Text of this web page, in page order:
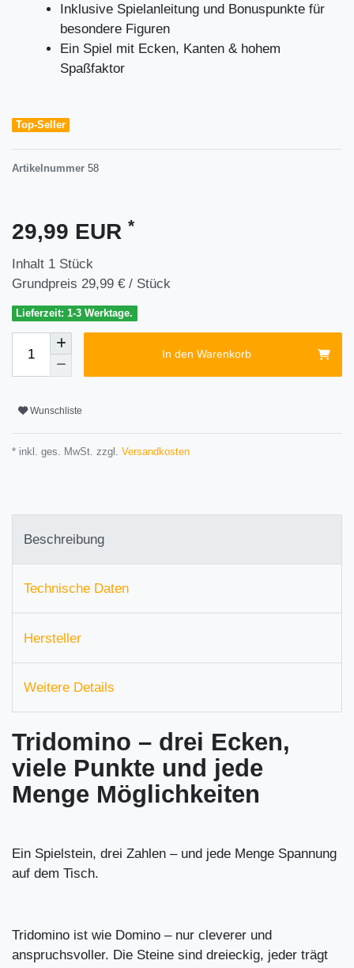
Inklusive Spielanleitung und Bonuspunkte für
besondere Figuren
Ein Spiel mit Ecken, Kanten & hohem
Spaßfaktor
Top-Seller
Artikelnummer 58
29,99 EUR *
Inhalt 1 Stück
Grundpreis 29,99 € / Stück
Lieferzeit: 1-3 Werktage.
In den Warenkorb
Wunschliste
* inkl. ges. MwSt. zzgl. Versandkosten
Beschreibung
Technische Daten
Hersteller
Weitere Details
Tridomino – drei Ecken,
viele Punkte und jede
Menge Möglichkeiten
Ein Spielstein, drei Zahlen – und jede Menge Spannung
auf dem Tisch.
Tridomino ist wie Domino – nur cleverer und
anspruchsvoller. Die Steine sind dreieckig, jeder trägt